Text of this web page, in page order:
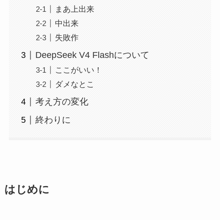
まあ上出来
中出来
失敗作
DeepSeek V4 Flashについて
ここがいい！
ダメなとこ
考え方の変化
終わりに
はじめに